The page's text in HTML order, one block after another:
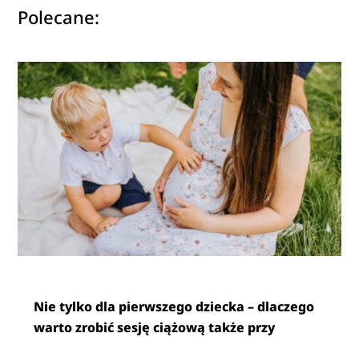
Polecane:
Nie tylko dla pierwszego dziecka – dlaczego
warto zrobić sesję ciążową także przy